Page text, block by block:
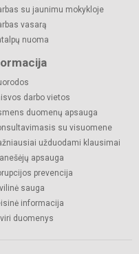
su jaunimu mokykloje
vasarą
nuoma
darbo vietos
duomenų apsauga
su visuomene
užduodami klausimai
apsauga
prevencija
sauga
informacija
duomenys